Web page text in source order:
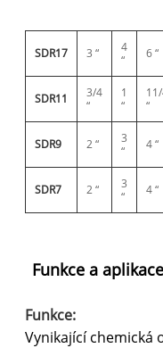
SDR17 3 “
4
“
6 “
SDR11
3/4
“
1
“
“
SDR9 2 “
3
“
4 “
SDR7 2 “
3
“
4 “
Funkce a aplikace
Funkce:
Vynikající chemická